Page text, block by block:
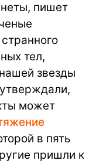
пишет
тел,
звезды
может
в пять
пришли к